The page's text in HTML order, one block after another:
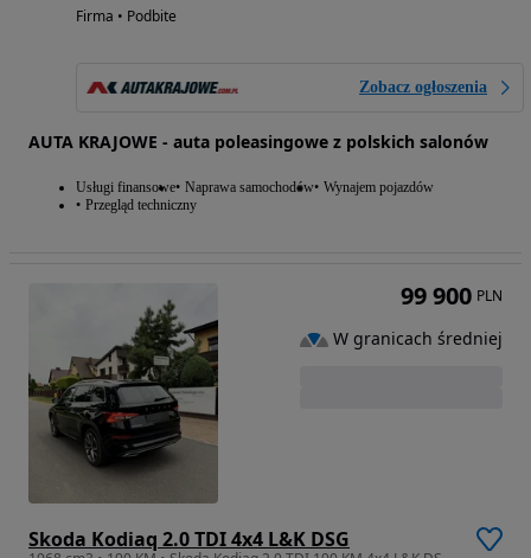
Firma • Podbite
Zobacz ogłoszenia
AUTA KRAJOWE - auta poleasingowe z polskich salonów
Usługi finansowe Naprawa samochodów Wynajem pojazdów
Przegląd techniczny
Skoda Kodiaq 2.0 TDI 4x4 L&K DSG
99 900 PLN
W granicach średniej